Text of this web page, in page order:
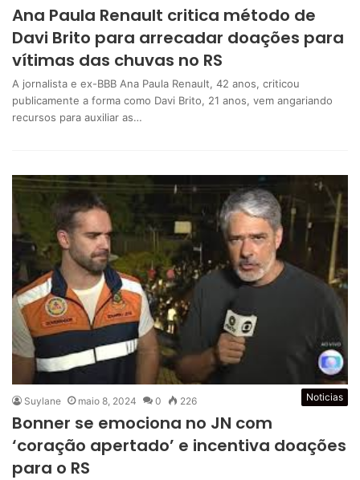
Ana Paula Renault critica método de
Davi Brito para arrecadar doações para
vítimas das chuvas no RS
A jornalista e ex-BBB Ana Paula Renault, 42 anos, criticou
publicamente a forma como Davi Brito, 21 anos, vem angariando
recursos para auxiliar as…
Noticias
Suylane maio 8, 2024 0 226
Bonner se emociona no JN com
‘coração apertado’ e incentiva doações
para o RS